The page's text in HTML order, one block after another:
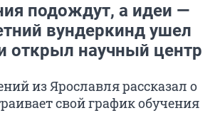
подождут, а идеи —
вундеркинд ушел
открыл научный центр
из Ярославля рассказал о
свой график обучения